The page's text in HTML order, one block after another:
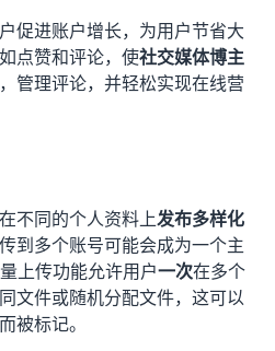
促进账户增长，为用户节省大
点赞和评论，使社交媒体博主
管理评论，并轻松实现在线营
不同的个人资料上发布多样化
到多个账号可能会成为一个主
上传功能允许用户一次在多个
文件或随机分配文件，这可以
被标记。